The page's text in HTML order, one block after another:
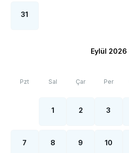
31
Eylül 2026
Pzt Sal Çar Per
1 2 3
7 8 9 10